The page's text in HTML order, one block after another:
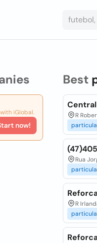
iGlobal.
now!
Best
R
Rua
R